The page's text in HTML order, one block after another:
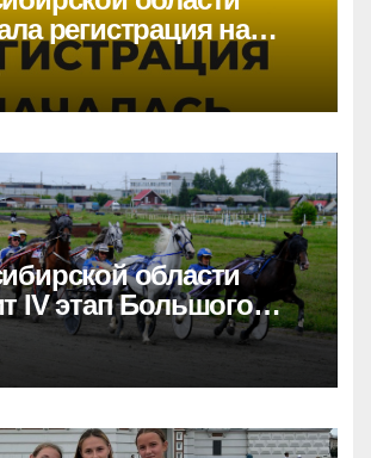
регистрация на
области
IV этап Большого
круга